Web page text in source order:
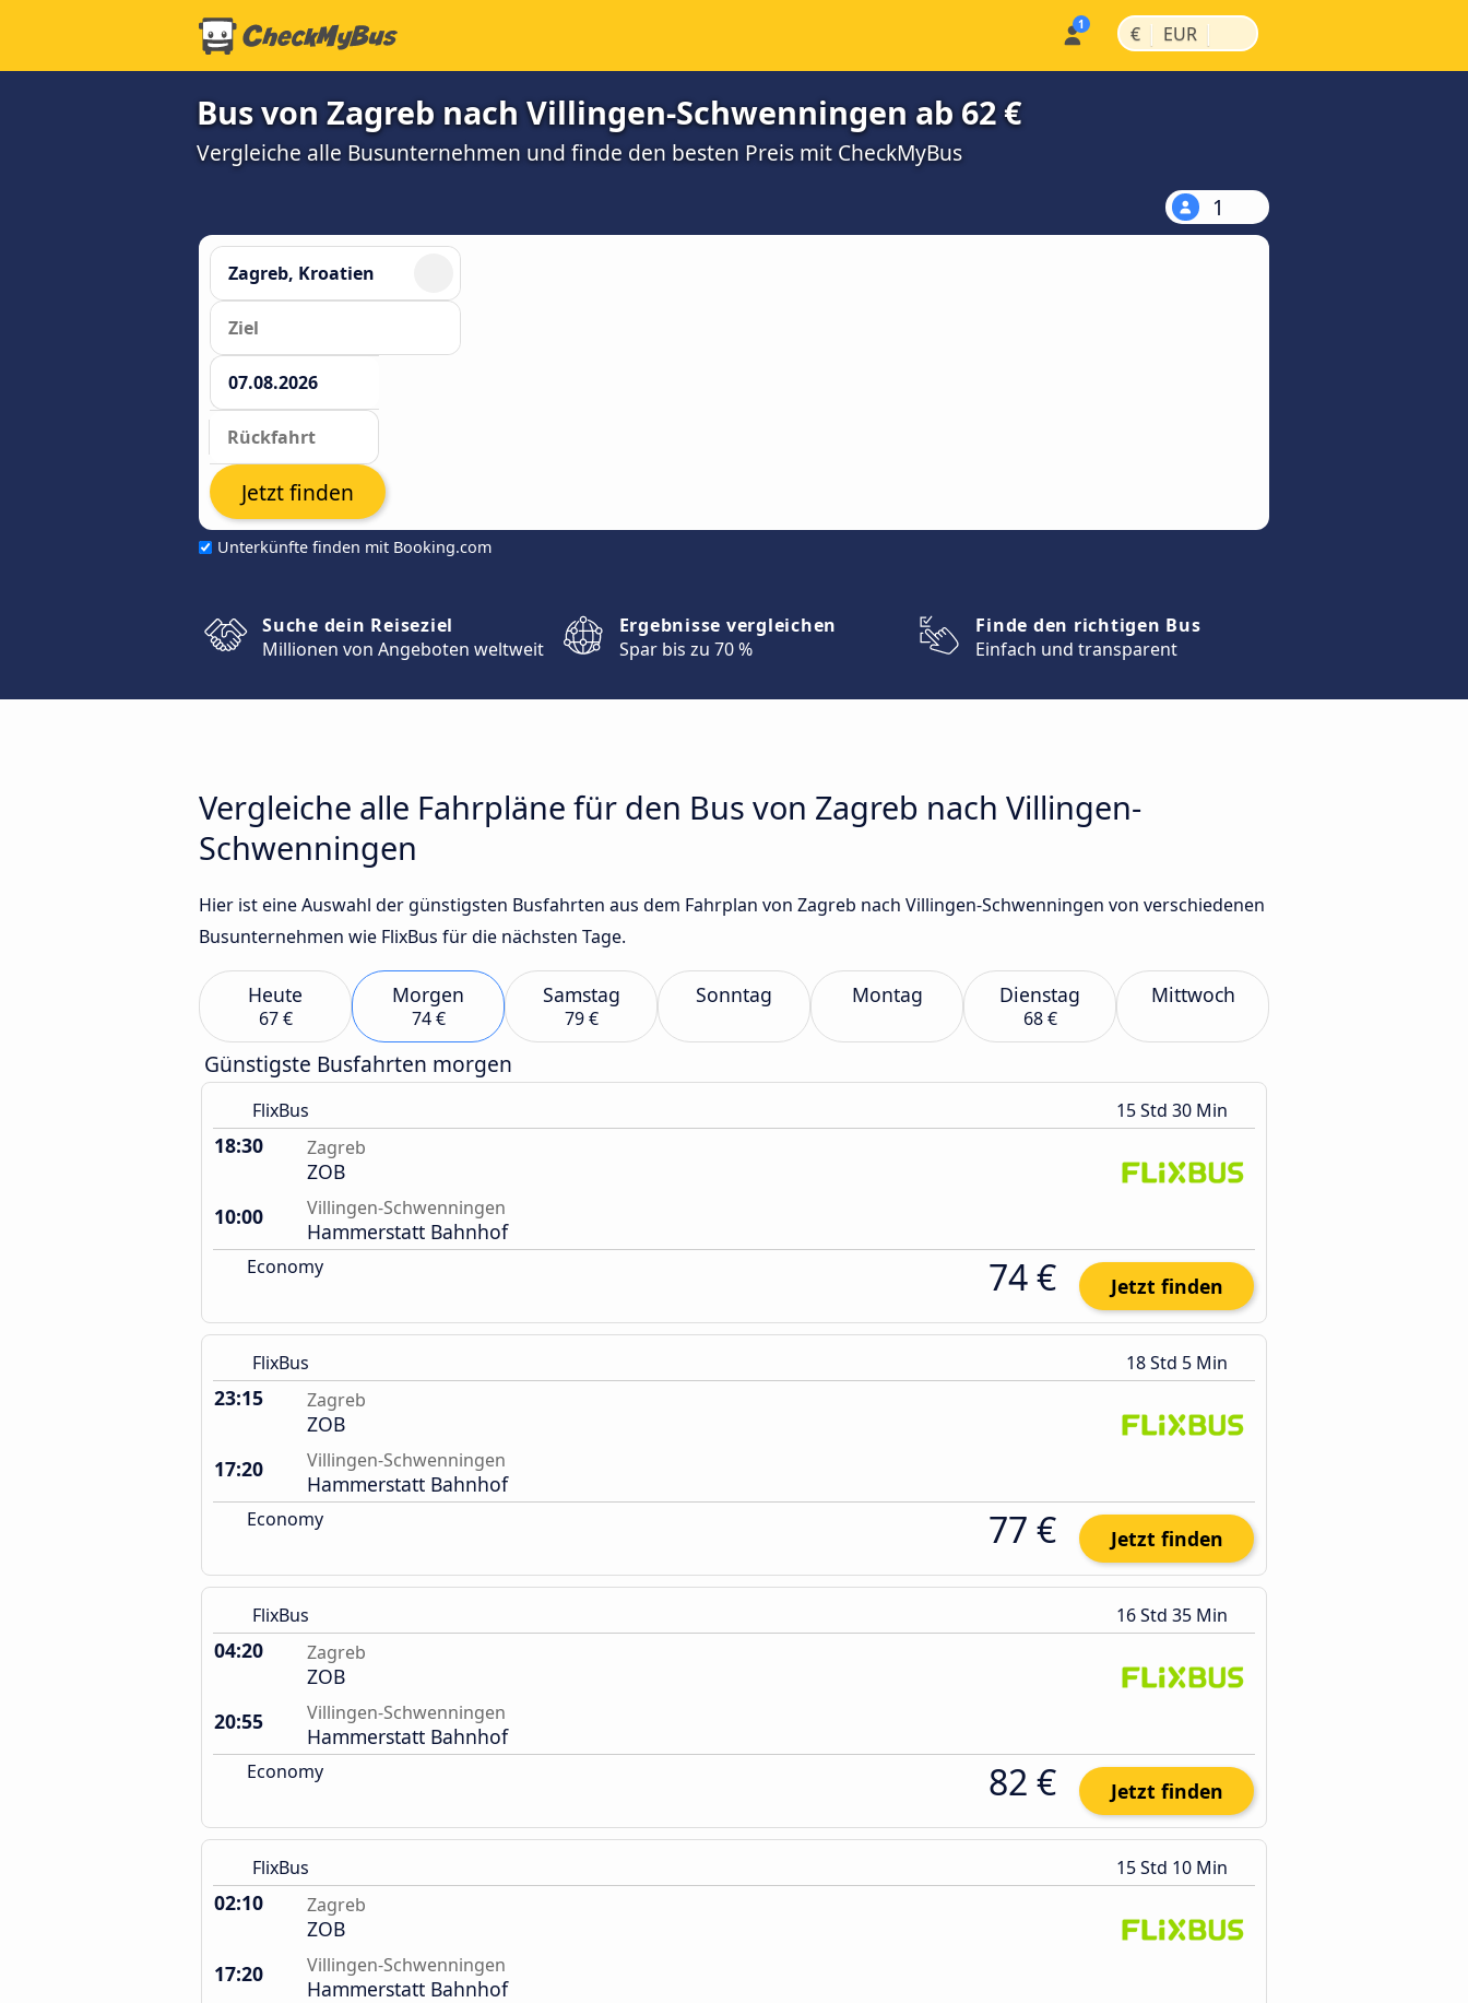
€ | EUR |
Bus von Zagreb nach Villingen-Schwenningen ab 62 €
Vergleiche alle Busunternehmen und finde den besten Preis mit CheckMyBus
1
Unterkünfte finden mit Booking.com
Jetzt finden
Suche dein Reiseziel
Millionen von Angeboten weltweit
Ergebnisse vergleichen
Spar bis zu 70 %
Finde den richtigen Bus
Einfach und transparent
Vergleiche alle Fahrpläne für den Bus von Zagreb nach Villingen-
Schwenningen
Hier ist eine Auswahl der günstigsten Busfahrten aus dem Fahrplan von Zagreb nach Villingen-Schwenningen von verschiedenen
Busunternehmen wie FlixBus für die nächsten Tage.
Heute
67 €
Morgen
74 €
Samstag
79 €
Sonntag Montag Dienstag
68 €
Mittwoch
Günstigste Busfahrten morgen
FlixBus 15 Std 30 Min
18:30 Zagreb
ZOB
10:00
Villingen-Schwenningen
Hammerstatt Bahnhof
Economy 74 € Jetzt finden
FlixBus 18 Std 5 Min
23:15 Zagreb
ZOB
17:20
Villingen-Schwenningen
Hammerstatt Bahnhof
Economy 77 € Jetzt finden
FlixBus 16 Std 35 Min
04:20 Zagreb
ZOB
20:55
Villingen-Schwenningen
Hammerstatt Bahnhof
Economy 82 € Jetzt finden
FlixBus 15 Std 10 Min
02:10 Zagreb
ZOB
17:20
Villingen-Schwenningen
Hammerstatt Bahnhof